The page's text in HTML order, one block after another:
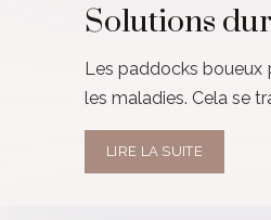
Solutions
Les paddocks boueux
les maladies. Cela se
LIRE LA SUITE